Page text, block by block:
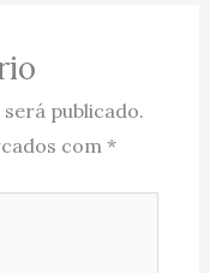
publicado.
com *